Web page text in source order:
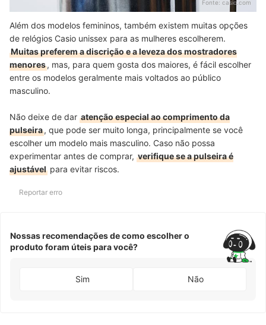
Fonte: casio.com
Além dos modelos femininos, também existem muitas opções
de relógios Casio unissex para as mulheres escolherem.
Muitas preferem a discrição e a leveza dos mostradores
menores, mas, para quem gosta dos maiores, é fácil escolher
entre os modelos geralmente mais voltados ao público
masculino.
Não deixe de dar atenção especial ao comprimento da
pulseira, que pode ser muito longa, principalmente se você
escolher um modelo mais masculino. Caso não possa
experimentar antes de comprar, verifique se a pulseira é
ajustável para evitar riscos.
Reportar erro
Nossas recomendações de como escolher o
produto foram úteis para você?
Sim Não